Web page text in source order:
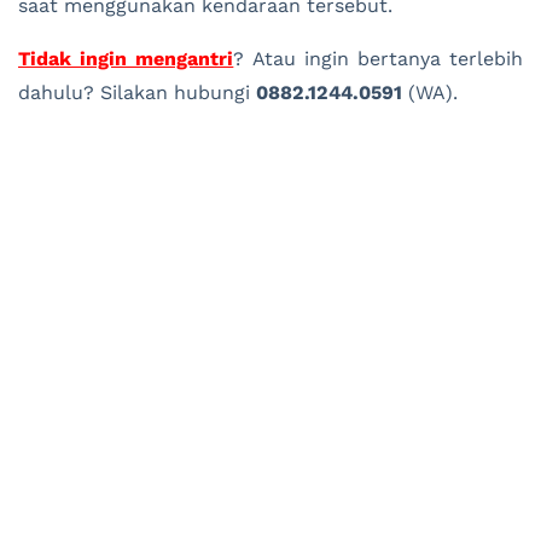
saat menggunakan kendaraan tersebut.
Tidak ingin mengantri? Atau ingin bertanya terlebih
dahulu? Silakan hubungi 0882.1244.0591 (WA).